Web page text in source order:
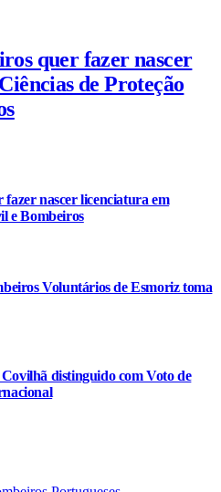
quer fazer nascer
de Proteção
nascer licenciatura em
e Bombeiros
Voluntários de Esmoriz toma
distinguido com Voto de